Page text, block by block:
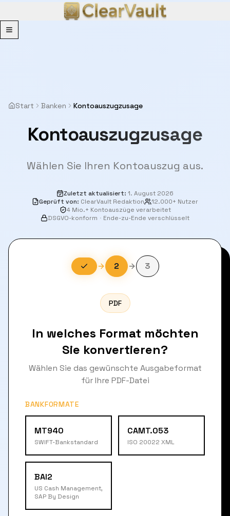
Menu
Start Banken Kontoauszugzusage
Kontoauszugzusage
Wählen Sie Ihren Kontoauszug aus.
Zuletzt aktualisiert: 1. August 2026
Geprüft von: ClearVault Redaktion
12.000+ Nutzer
4 Mio.+ Kontoauszüge verarbeitet
DSGVO-konform · Ende-zu-Ende verschlüsselt
2 3
PDF
In welches Format möchten
Sie konvertieren?
Wählen Sie das gewünschte Ausgabeformat
für Ihre PDF-Datei
BANKFORMATE
MT940
SWIFT-Bankstandard
CAMT.053
ISO 20022 XML
BAI2
US Cash Management,
SAP By Design